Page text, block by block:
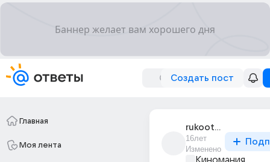
Создать пост
Главная
Моя лента
rukootrubolog
16лет
Изменено